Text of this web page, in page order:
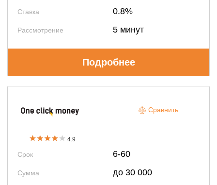
Ставка 0.8%
Рассмотрение 5 минут
Подробнее
4.9
Срок 6-60
Сумма до 30 000
Сравнить